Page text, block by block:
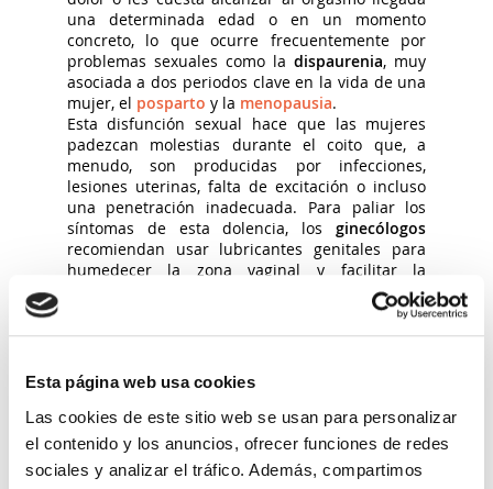
Esta página web usa cookies
Las cookies de este sitio web se usan para personalizar
el contenido y los anuncios, ofrecer funciones de redes
sociales y analizar el tráfico. Además, compartimos
una determinada edad o en un momento
concreto, lo que ocurre frecuentemente por
problemas sexuales como ladispaurenia, muy
asociada a dos periodos clave en la vida de una
mujer, el posparto y la menopausia.
Esta disfunción sexual hace que las mujeres
padezcan molestias durante el coito que, a
menudo, son producidas por infecciones,
lesiones uterinas, falta de excitación o incluso
una penetración inadecuada. Para paliar los
síntomas de esta dolencia, losginecólogos
recomiendan usar lubricantes genitales para
humedecer la zona vaginal y facilitar la
penetración, sin que esta sea dolorosa para los
Asimismo, otroproblema sexualque confluye
penetración ovaginismo
cuando los músculos pélvicos se contraen de
forma involuntaria, lo que ocurre no solo por
momentos puntuales como la penetración, sino
también durante una exploración ginecológica o
al colocar un cuerpo extraño como puede ser un